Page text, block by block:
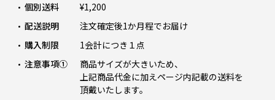
個別送料
¥1,200
配送説明
注文確定後1か月程でお届け
購入制限
1会計につき１点
注意事項①
商品サイズが大きいため、
上記商品代金に加えページ内記載の送料を
頂戴いたします。